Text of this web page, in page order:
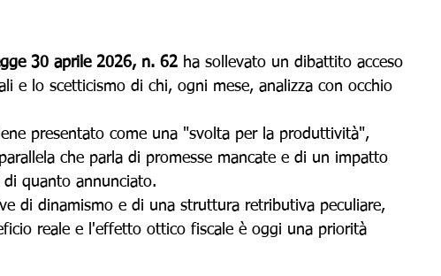
30 aprile 2026, n. 62 ha sollevato un dibattito acceso
e lo scetticismo di chi, ogni mese, analizza con occhio
presentato come una "svolta per la produttività",
che parla di promesse mancate e di un impatto
quanto annunciato.
di dinamismo e di una struttura retributiva peculiare,
reale e l'effetto ottico fiscale è oggi una priorità